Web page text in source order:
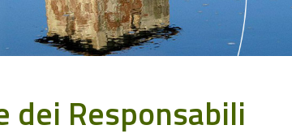
dei Responsabili